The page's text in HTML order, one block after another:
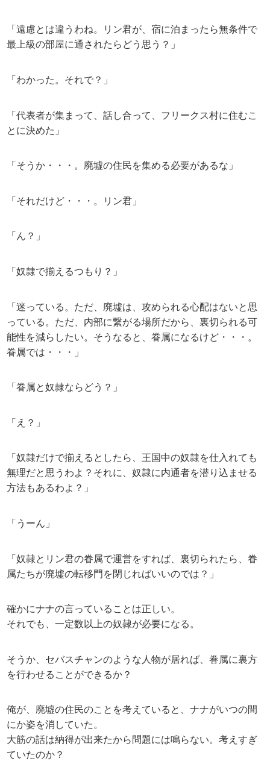
「遠慮とは違うわね。リン君が、宿に泊まったら無条件で
最上級の部屋に通されたらどう思う？」
「わかった。それで？」
「代表者が集まって、話し合って、フリークス村に住むこ
とに決めた」
「そうか・・・。廃墟の住民を集める必要があるな」
「それだけど・・・。リン君」
「ん？」
「奴隷で揃えるつもり？」
「迷っている。ただ、廃墟は、攻められる心配はないと思
っている。ただ、内部に繋がる場所だから、裏切られる可
能性を減らしたい。そうなると、眷属になるけど・・・。
眷属では・・・」
「眷属と奴隷ならどう？」
「え？」
「奴隷だけで揃えるとしたら、王国中の奴隷を仕入れても
無理だと思うわよ？それに、奴隷に内通者を潜り込ませる
方法もあるわよ？」
「うーん」
「奴隷とリン君の眷属で運営をすれば、裏切られたら、眷
属たちが廃墟の転移門を閉じればいいのでは？」
確かにナナの言っていることは正しい。
それでも、一定数以上の奴隷が必要になる。
そうか、セバスチャンのような人物が居れば、眷属に裏方
を行わせることができるか？
俺が、廃墟の住民のことを考えていると、ナナがいつの間
にか姿を消していた。
大筋の話は納得が出来たから問題には鳴らない。考えすぎ
ていたのか？